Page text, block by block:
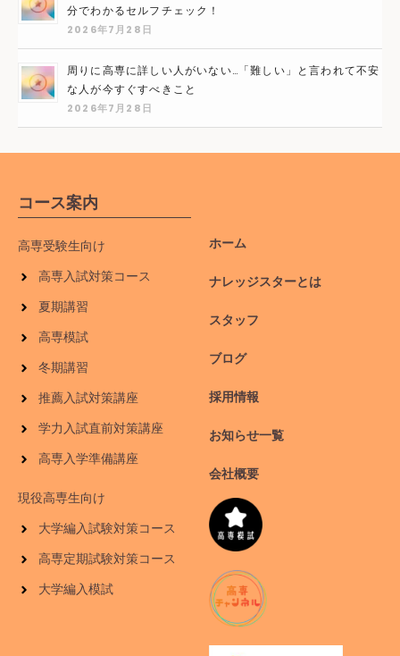
分でわかるセルフチェック！
2026年7月28日
周りに高専に詳しい人がいない…「難しい」と言われて不安
な人が今すぐすべきこと
2026年7月28日
コース案内
高専受験生向け
高専入試対策コース
夏期講習
高専模試
冬期講習
推薦入試対策講座
学力入試直前対策講座
高専入学準備講座
現役高専生向け
大学編入試験対策コース
高専定期試験対策コース
大学編入模試
ホーム
ナレッジスターとは
スタッフ
ブログ
採用情報
お知らせ一覧
会社概要